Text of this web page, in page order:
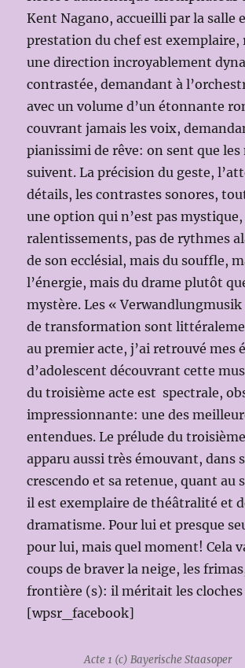
Kent Nagano, accueilli par la salle
prestation du chef est exemplaire,
une direction incroyablement
contrastée, demandant à
avec un volume d’un étonnante
couvrant jamais les voix,
pianissimi de rêve: on sent que les
suivent. La précision du geste,
détails, les contrastes sonores,
une option qui n’est pas mystique,
ralentissements, pas de rythmes
de son ecclésial, mais du souffle,
l’énergie, mais du drame plutôt
mystère. Les «
de transformation sont
au premier acte, j’ai retrouvé mes
d’adolescent découvrant cette
du troisième acte est spectrale,
impressionnante: une des
entendues. Le prélude du
apparu aussi très émouvant, dans
crescendo et sa retenue, quant au
il est exemplaire de théâtralité et
dramatisme. Pour lui et presque
pour lui, mais quel moment! Cela
coups de braver la neige, les
frontière (s): il méritait les cloches
[wpsr_facebook]
Acte 1 (c) Bayerische Staasoper